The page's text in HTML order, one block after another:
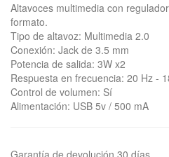
Altavoces multimedia con
formato.
Tipo de altavoz: Multimedia 2.0
Conexión: Jack de 3.5 mm
Potencia de salida: 3W x2
Respuesta en frecuencia: 20 Hz -
Control de volumen: Sí
Alimentación: USB 5v / 500 mA
Garantía de devolución 30 días